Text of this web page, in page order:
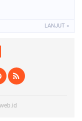
LANJUT »